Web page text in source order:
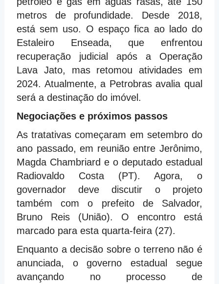
metros de profundidade. Desde 2018,
está sem uso. O espaço fica ao lado do
Estaleiro Enseada, que enfrentou
recuperação judicial após a Operação
Lava Jato, mas retomou atividades em
2024. Atualmente, a Petrobras avalia qual
será a destinação do imóvel.
Negociações e próximos passos
As tratativas começaram em setembro do
ano passado, em reunião entre Jerônimo,
Magda Chambriard e o deputado estadual
Radiovaldo Costa (PT). Agora, o
governador deve discutir o projeto
também com o prefeito de Salvador,
Bruno Reis (União). O encontro está
marcado para esta quarta-feira (27).
Enquanto a decisão sobre o terreno não é
anunciada, o governo estadual segue
avançando no processo de